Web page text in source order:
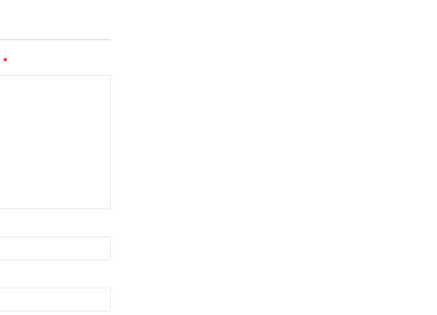
*